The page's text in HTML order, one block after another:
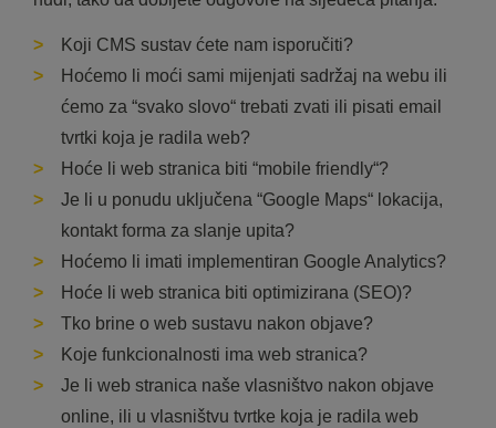
Koji CMS sustav ćete nam isporučiti?
Hoćemo li moći sami mijenjati sadržaj na webu ili
ćemo za “svako slovo“ trebati zvati ili pisati email
tvrtki koja je radila web?
Hoće li web stranica biti “mobile friendly“?
Je li u ponudu uključena “Google Maps“ lokacija,
kontakt forma za slanje upita?
Hoćemo li imati implementiran Google Analytics?
Hoće li web stranica biti optimizirana (SEO)?
Tko brine o web sustavu nakon objave?
Koje funkcionalnosti ima web stranica?
Je li web stranica naše vlasništvo nakon objave
online, ili u vlasništvu tvrtke koja je radila web